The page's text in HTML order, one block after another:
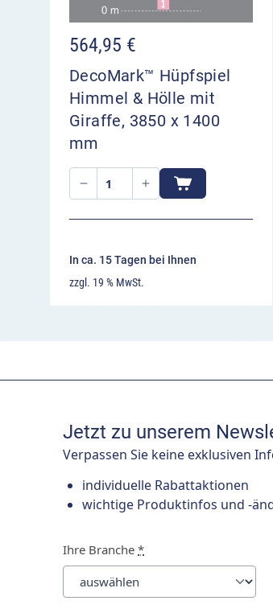
564,95 €
DecoMark™ Hüpfspiel
Himmel & Hölle mit
Giraffe, 3850 x 1400
mm
In ca. 15 Tagen bei Ihnen
zzgl. 19 % MwSt.
Jetzt zu unserem
Verpassen Sie keine exklusiven
individuelle Rabattaktionen
wichtige Produktinfos und -
Ihre Branche *